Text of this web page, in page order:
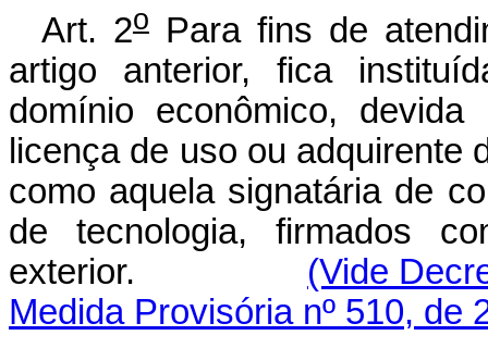
Art. 2oPara fins de
artigo anterior, fica
domínio econômico,
licença de uso ou adquirente
como aquela signatária de
de tecnologia, firmados
exterior. (Vide
Medida Provisória nº 510, de